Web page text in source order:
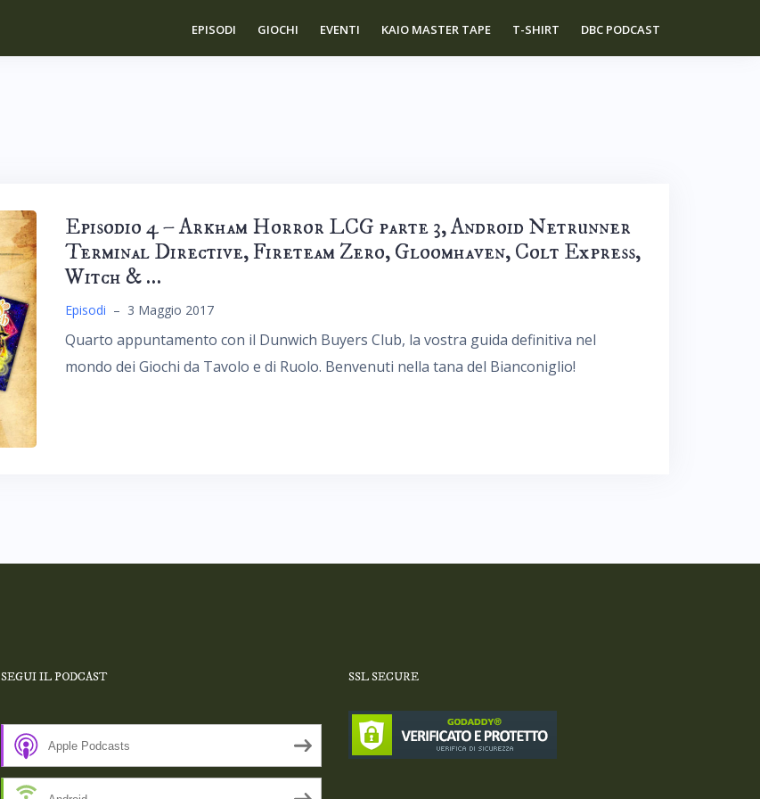
EPISODI GIOCHI EVENTI KAIO MASTER TAPE T-SHIRT DBC PODCAST
Episodio 4 – Arkham Horror LCG parte 3, Android Netrunner
Terminal Directive, Fireteam Zero, Gloomhaven, Colt Express,
Witch & …
Episodi – 3 Maggio 2017
Quarto appuntamento con il Dunwich Buyers Club, la vostra guida definitiva nel
mondo dei Giochi da Tavolo e di Ruolo. Benvenuti nella tana del Bianconiglio!
SEGUI IL PODCAST
Apple Podcasts
SSL SECURE